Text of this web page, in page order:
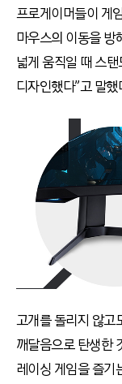
프로게이머들이 게
마우스의 이동을 방
넓게 움직일 때 스
디자인했다”고 말했
고개를 돌리지 않고
깨달음으로 탄생한
레이싱 게임을 즐기